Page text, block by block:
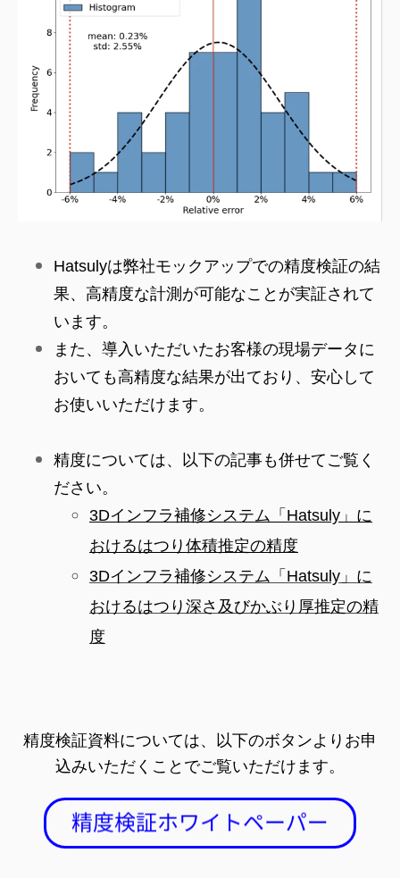
Hatsulyは弊社モックアップでの精度検証の結
果、高精度な計測が可能なことが実証されて
います。
また、導入いただいたお客様の現場データに
おいても高精度な結果が出ており、安心して
お使いいただけます。
精度については、以下の記事も併せてご覧く
ださい。
3Dインフラ補修システム「Hatsuly 」に
おけるはつり体積推定の精度
3Dインフラ補修システム「Hatsuly 」に
おけるはつり深さ及びかぶり厚推定の精
度
精度検証資料については、以下のボタンよりお申
込みいただくことでご覧いただけます。